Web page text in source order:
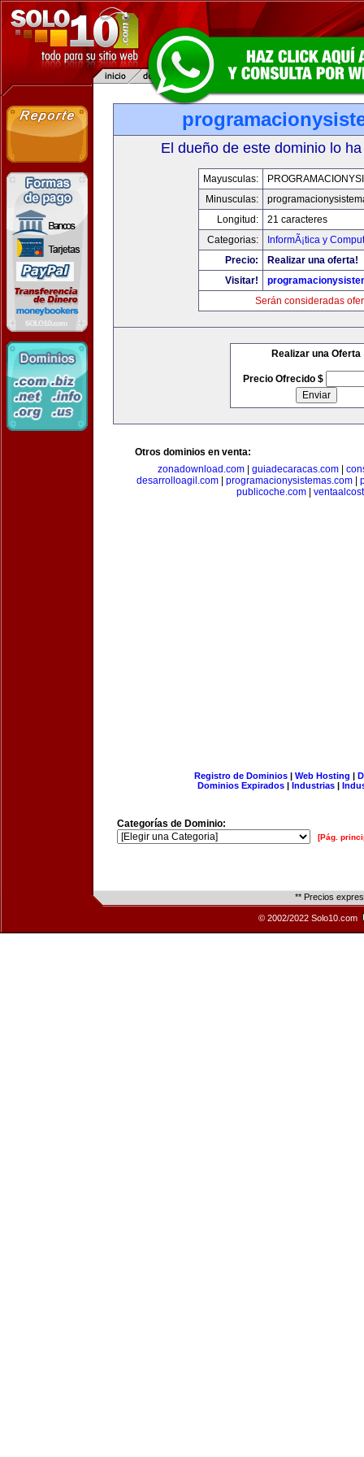
El dueño de este dominio lo
Mayusculas:
Minusculas:
Longitud:
21 caracteres
Categorias:
InformÃ¡tica y
Precio:
Realizar una oferta!
Visitar!
Serán consideradas
Realizar una Oferta
Precio Ofrecido $
Otros dominios en venta:
zonadownload.com
guiadecaracas.com
desarrolloagil.com
programacionysistemas.com
publicoche.com
Registro de Dominios| Web Hosting |
Dominios Expirados | Industrias |
Categorías de Dominio:
[Pág.
** Precios
© 2002/2022 Solo10.com